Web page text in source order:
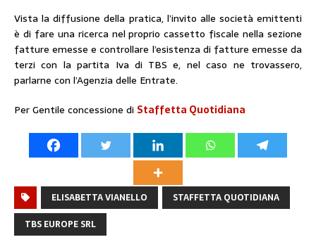
Vista la diffusione della pratica, l’invito alle società emittenti
è di fare una ricerca nel proprio cassetto fiscale nella sezione
fatture emesse e controllare l’esistenza di fatture emesse da
terzi con la partita Iva di TBS e, nel caso ne trovassero,
parlarne con l’Agenzia delle Entrate.
Per Gentile concessione di Staffetta Quotidiana
ELISABETTA VIANELLO
STAFFETTA QUOTIDIANA
TBS EUROPE SRL